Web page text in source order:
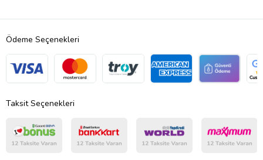
Ödeme Seçenekleri
Taksit Seçenekleri